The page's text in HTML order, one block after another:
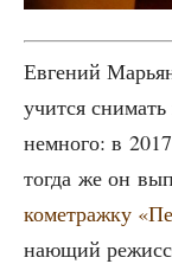
Евге­ний
учит­ся
немно­го: в
тогда же он
ко­мет­раж­ку
на­ю­щий